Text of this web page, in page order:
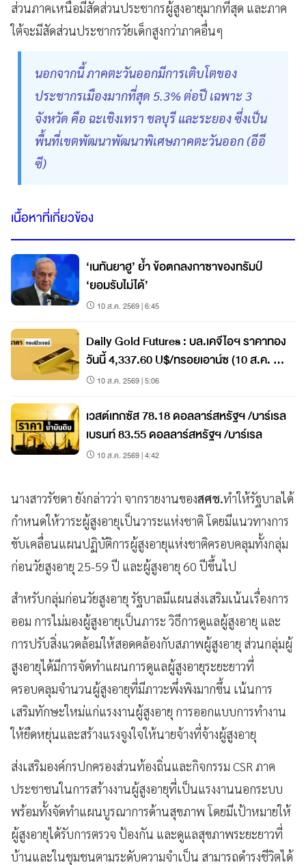
ส่วนภาคเหนือมีสัดส่วนประชากรผู้สูงอายุมากที่สุด และภาค
ใต้จะมีสัดส่วนประชากรวัยเด็กสูงกว่าภาคอื่นๆ
นอกจากนี้ ภาคตะวันออกมีการเติบโตของ
ประชากรเมืองมากที่สุด 5.3% ต่อปี เฉพาะ 3
จังหวัด คือ ฉะเชิงเทรา ชลบุรี และระยอง ซึ่งเป็น
พื้นที่เขตพัฒนาพัฒนาพิเศษภาคตะวันออก (อีอี
ซี)
เนื้อหาที่เกี่ยวข้อง
‘เนทันยาฮู’ ย้ำ ข้อตกลงกาซาของทรัมป์
‘ยอมรับไม่ได้’
10 ส.ค. 2569 | 6:45
Daily Gold Futures : บล.เคจีไอฯ ราคาทอง
วันนี้ 4,337.60 U$/ทรอยเอาน์ซ (10 ส.ค. ณ
เวลา 12.01น.
10 ส.ค. 2569 | 5:06
เวสต์เทกซัส 78.18 ดอลลาร์สหรัฐฯ /บาร์เรล
เบรนท์ 83.55 ดอลลาร์สหรัฐฯ /บาร์เรล
10 ส.ค. 2569 | 4:42
นางสาวรัชดา ยังกล่าวว่า จากรายงานของสศช.ทำให้รัฐบาลได้
กำหนดให้วาระผู้สูงอายุเป็นวาระแห่งชาติ โดยมีแนวทางการ
ขับเคลื่อนแผนปฏิบัติการผู้สูงอายุแห่งชาติครอบคลุมทั้งกลุ่ม
ก่อนวัยสูงอายุ 25-59 ปี และผู้สูงอายุ 60 ปีขึ้นไป
สำหรับกลุ่มก่อนวัยสูงอายุ รัฐบาลมีแผนส่งเสริมเน้นเรื่องการ
ออม การไม่มองผู้สูงอายุเป็นภาระ วิธีการดูแลผู้สูงอายุ และ
การปรับสิ่งแวดล้อมให้สอดคล้องกับสภาพผู้สูงอายุ ส่วนกลุ่มผู้
สูงอายุได้มีการจัดทำแผนการดูแลผู้สูงอายุระยะยาวที่
ครอบคลุมจำนวนผู้สูงอายุที่มีภาวะพึ่งพิงมากขึ้น เน้นการ
เสริมทักษะใหม่แก่แรงงานผู้สูงอายุ การออกแบบการทำงาน
ให้ยืดหยุ่นและสร้างแรงจูงใจให้นายจ้างที่จ้างผู้สูงอายุ
ส่งเสริมองค์กรปกครองส่วนท้องถิ่นและกิจกรรม CSR ภาค
ประชาชนในการสร้างงานผู้สูงอายุที่เป็นแรงงานนอกระบบ
พร้อมทั้งจัดทำแผนบูรณาการด้านสุขภาพ โดยมีเป้าหมายให้
ผู้สูงอายุได้รับการตรวจ ป้องกัน และดูแลสุขภาพระยะยาวที่
บ้านและในชุมชนตามระดับความจำเป็น สามารถดำรงชีวิตได้